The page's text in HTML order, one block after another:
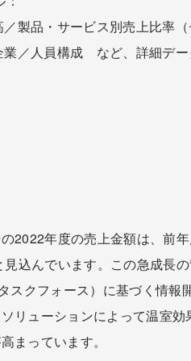
／製品・サービス別売上比
業／人員構成 など、詳細デー
2022年度の売上金額は、前
込んでいます。この急成長
スクフォース）に基づく情
リューションによって温室
まっています。